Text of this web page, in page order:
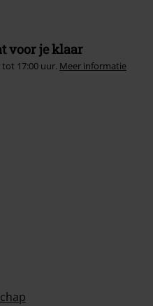
voor je klaar
17:00 uur. Meer informatie